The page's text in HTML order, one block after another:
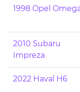
1998 Opel
2010 Subaru
Impreza
2022 Haval H6